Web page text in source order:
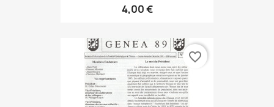
4,00 €
favorite_border